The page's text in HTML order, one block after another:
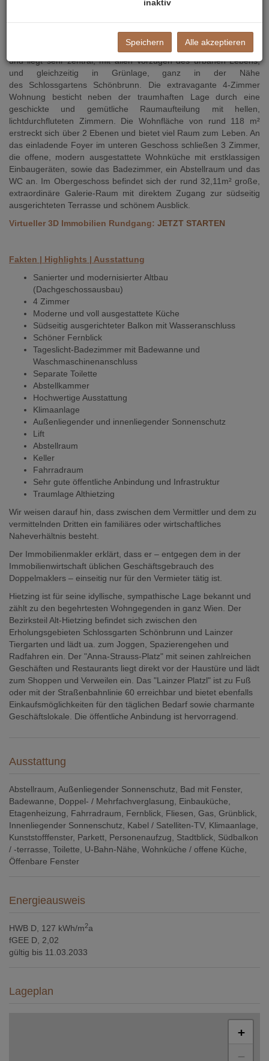
Die traumhaft schöne Dachgeschoss-Maisonette befindet sich im
Dachgeschoss eines wunderschönen Altbau-Mehrparteienhauses
und liegt sehr zentral, mit allen Vorzügen des urbanen Lebens,
und gleichzeitig in Grünlage, ganz in der Nähe
des Schlossgartens Schönbrunn. Die extravagante 4-Zimmer
Wohnung besticht neben der traumhaften Lage durch eine
geschickte und gemütliche Raumaufteilung mit hellen,
lichtdurchfluteten Zimmern. Die Wohnfläche von rund 118 m²
erstreckt sich über 2 Ebenen und bietet viel Raum zum Leben. An
das einladende Foyer im unteren Geschoss schließen 3 Zimmer,
die offene, modern ausgestattete Wohnküche mit erstklassigen
Einbaugeräten, sowie das Badezimmer, ein Abstellraum und das
WC an. Im Obergeschoss befindet sich der rund 32,11m² große,
extraordinäre Galerie-Raum mit direktem Zugang zur südseitig
ausgerichteten Terrasse und schönem Ausblick.
Virtueller 3D Immobilien Rundgang: JETZT STARTEN
Fakten | Highlights | Ausstattung
Sanierter und modernisierter Altbau
(Dachgeschossausbau)
4 Zimmer
Moderne und voll ausgestattete Küche
Südseitig ausgerichteter Balkon mit Wasseranschluss
Schöner Fernblick
Tageslicht-Badezimmer mit Badewanne und
Waschmaschinenanschluss
Separate Toilette
Abstellkammer
Hochwertige Ausstattung
Klimaanlage
Außenliegender und innenliegender Sonnenschutz
Lift
Abstellraum
Keller
Fahrradraum
Sehr gute öffentliche Anbindung und Infrastruktur
Traumlage Althietzing
Wir weisen darauf hin, dass zwischen dem Vermittler und dem zu
vermittelnden Dritten ein familiäres oder wirtschaftliches
Naheverhältnis besteht.
Der Immobilienmakler erklärt, dass er – entgegen dem in der
Immobilienwirtschaft üblichen Geschäftsgebrauch des
Doppelmaklers – einseitig nur für den Vermieter tätig ist.
Hietzing ist für seine idyllische, sympathische Lage bekannt und
zählt zu den begehrtesten Wohngegenden in ganz Wien. Der
Bezirksteil Alt-Hietzing befindet sich zwischen den
Erholungsgebieten Schlossgarten Schönbrunn und Lainzer
Tiergarten und lädt ua. zum Joggen, Spazierengehen und
Radfahren ein. Der "Anna-Strauss-Platz" mit seinen zahlreichen
Geschäften und Restaurants liegt direkt vor der Haustüre und lädt
zum Shoppen und Verweilen ein. Das "Lainzer Platzl" ist zu Fuß
oder mit der Straßenbahnlinie 60 erreichbar und bietet ebenfalls
Einkaufsmöglichkeiten für den täglichen Bedarf sowie charmante
Geschäftslokale. Die öffentliche Anbindung ist hervorragend.
Ausstattung
Abstellraum Außenliegender Sonnenschutz Bad mit Fenster
Badewanne
Doppel- / Mehrfachverglasung
Einbauküche
Etagenheizung
Fahrradraum Fernblick Fliesen Gas Grünblick
Innenliegender Sonnenschutz Kabel / Satelliten-TV Klimaanlage
Kunststofffenster Parkett Personenaufzug Stadtblick Südbalkon
/ -terrasse Toilette U-Bahn-Nähe Wohnküche / offene Küche
Öffenbare Fenster
Energieausweis
HWB D, 127 kWh/m2a
fGEE D, 2,02
gültig bis 11.03.2033
Lageplan
+
−
inaktiv
Speichern Alle akzeptieren